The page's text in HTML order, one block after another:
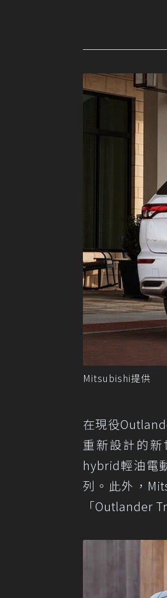
Mitsubishi提供
在現役
重新設計的
hybrid輕油電
列。此外，
「Outlander